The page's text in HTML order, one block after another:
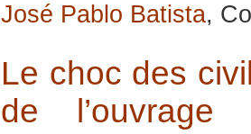
José Pablo Batista,
Le choc des
de